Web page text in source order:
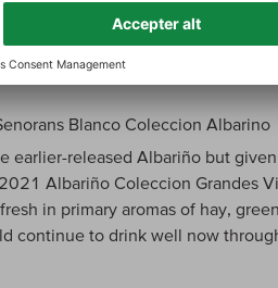
Blanco Coleccion Albarino
earlier-released Albariño but
Albariño Coleccion Grandes
in primary aromas of hay,
continue to drink well now